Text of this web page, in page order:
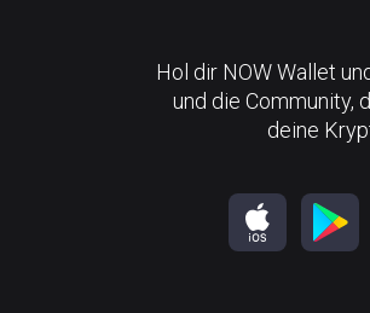
Hol dir NOW Wallet
und die Community,
deine